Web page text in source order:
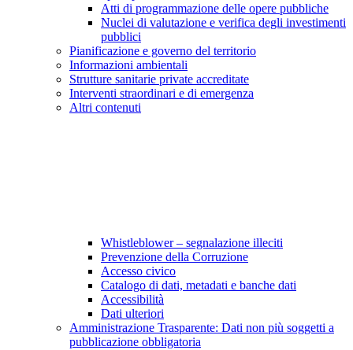
Atti di programmazione delle opere pubbliche
Nuclei di valutazione e verifica degli investimenti
pubblici
Pianificazione e governo del territorio
Informazioni ambientali
Strutture sanitarie private accreditate
Interventi straordinari e di emergenza
Altri contenuti
Whistleblower – segnalazione illeciti
Prevenzione della Corruzione
Accesso civico
Catalogo di dati, metadati e banche dati
Accessibilità
Dati ulteriori
Amministrazione Trasparente: Dati non più soggetti a
pubblicazione obbligatoria